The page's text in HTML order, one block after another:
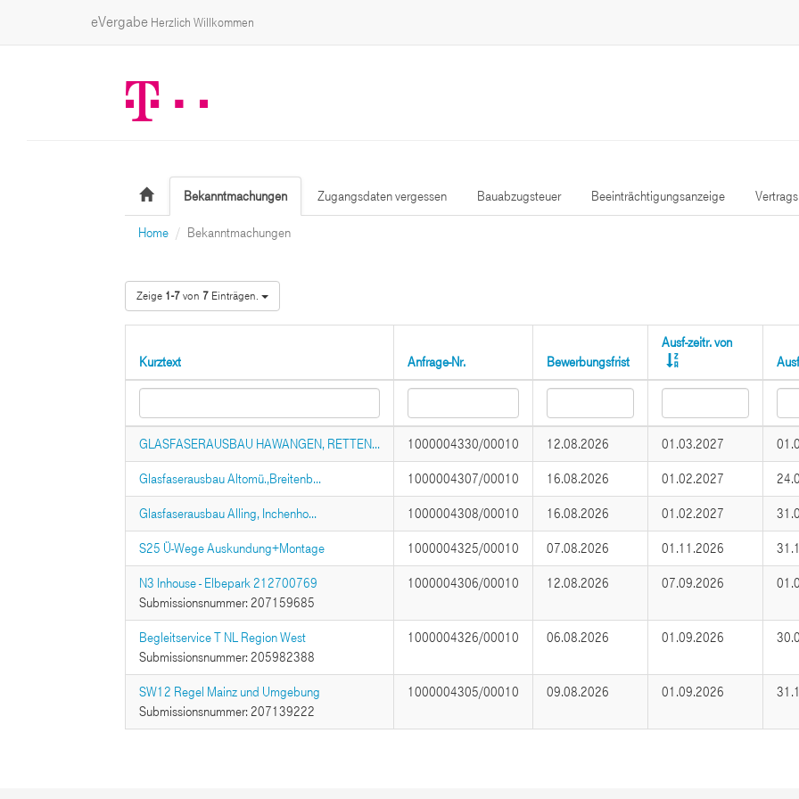
eVergabe Herzlich Willkommen
Bekanntmachungen Zugangsdaten vergessen Bauabzugsteuer Beeinträchtigungsanzeige
Home Bekanntmachungen
Zeige 1-7von 7Einträgen.
Kurztext Anfrage-Nr. Bewerbungsfrist
Ausf-zeitr. von
GLASFASERAUSBAU HAWANGEN, RETTEN... 1000004330/00010 12.08.2026 01.03.2027
Glasfaserausbau Altomü.,Breitenb... 1000004307/00010 16.08.2026 01.02.2027
Glasfaserausbau Alling, Inchenho... 1000004308/00010 16.08.2026 01.02.2027
S25 Ü-Wege Auskundung+Montage 1000004325/00010 07.08.2026 01.11.2026
N3 Inhouse - Elbepark 212700769
Submissionsnummer: 207159685
1000004306/00010 12.08.2026 07.09.2026
Begleitservice T NL Region West
Submissionsnummer: 205982388
1000004326/00010 06.08.2026 01.09.2026
SW12 Regel Mainz und Umgebung
Submissionsnummer: 207139222
1000004305/00010 09.08.2026 01.09.2026